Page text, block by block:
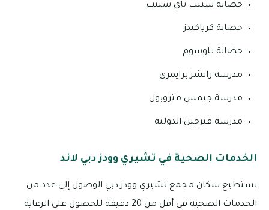
حضانة ستيب باي ستيب
حضانة كرياكيدز
حضانة بلوسوم
مدرسة رانشز برايمري
مدرسة جيمس متروبول
مدرسة فيرجين الدولية
الخدمات الصحية في تشيري وودز دبي لاند
يستطيع سكان مجمع تشيري وودز دبي الوصول إلى عدد من
الخدمات الصحية في أقل من 20 دقيقة للحصول على الرعاية